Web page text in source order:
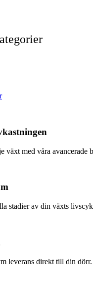
växt med våra avancerade
stadier av din växts
leverans direkt till din dörr.